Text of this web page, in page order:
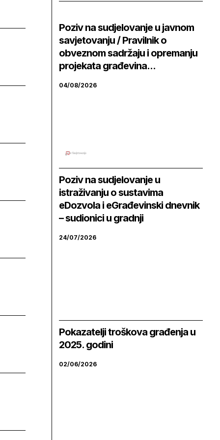
Poziv na sudjelovanje u javnom
savjetovanju / Pravilnik o
obveznom sadržaju i opremanju
projekata građevina...
04/08/2026
Poziv na sudjelovanje u
istraživanju o sustavima
eDozvola i eGrađevinski dnevnik
– sudionici u gradnji
24/07/2026
Pokazatelji troškova građenja u
2025. godini
02/06/2026